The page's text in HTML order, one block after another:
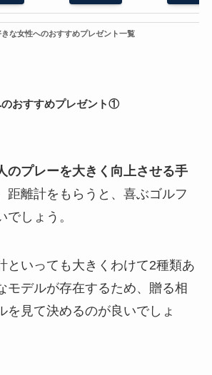
きな女性へのおすすめプレゼント一覧
のおすすめプレゼント①
のプレーを大きく向上させる手
距離計をもらうと、喜ぶゴルフ
しょう。
といっても大きくわけて2種類あ
モデルが存在するため、贈る相
を見て決めるのが良いでしょ